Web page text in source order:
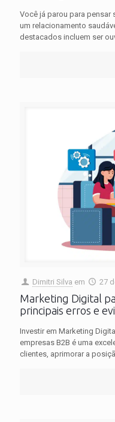
Você já parou para pensar
um relacionamento
destacados incluem ser
Dimitri Silva em 27
Marketing Digital
principais erros e
Investir em Marketing
empresas B2B é uma
clientes, aprimorar a